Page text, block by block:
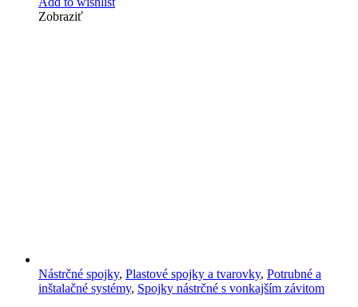
Zobraziť
Nástrčné spojky, Plastové spojky a tvarovky, Potrubné a
inštalačné systémy, Spojky nástrčné s vonkajším závitom